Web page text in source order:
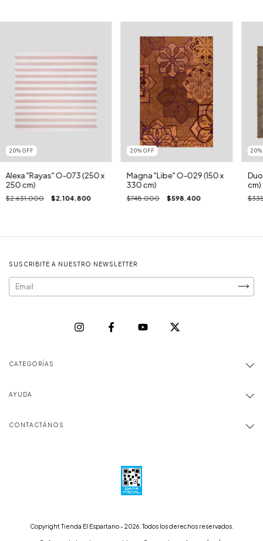
20% OFF
Alexa "Rayas" O-073 (250 x
250 cm)
$2.631.000 $2.104.800
20% OFF
Magna "Libe" O-029 (150 x
330 cm)
$748.000 $598.400
20
cm)
SUSCRIBITE A NUESTRO NEWSLETTER
CATEGORÍAS
AYUDA
CONTACTÁNOS
Copyright Tienda El Espartano - 2026. Todos los derechos reservados.